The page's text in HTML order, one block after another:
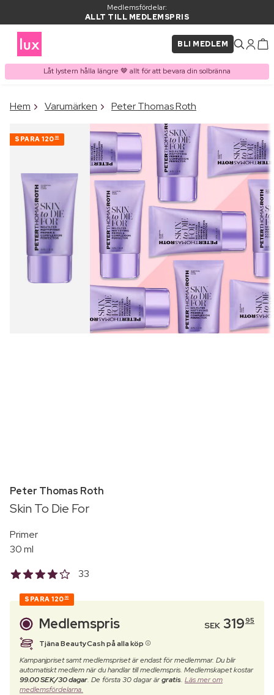
Medlemsfördelar:
ALLT TILL MEDLEMSPRIS
BLI MEDLEM
Låt lystern hålla längre 🤎 allt för att bevara din solbränna
PRODUKT I VARUKORGEN
Hem Varumärken Peter Thomas Roth
SPARA 120 00
Peter Thomas Roth
Skin To Die For
Primer
30 ml
33
SPARA 120 00
Medlemspris SEK 31995
Tjäna BeautyCash på alla köp
Kampanjpriset samt medlemspriset är endast för medlemmar. Du blir
automatiskt medlem när du handlar till medlemspris. Medlemskapet kostar
99.00 SEK/30 dagar. De första 30 dagar ärgratis. Läs mer om
medlemsfördelarna.